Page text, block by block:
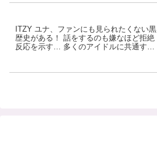
ITZY ユナ、ファンにも見られたくない黒
歴史がある！ 話をするのも嫌なほど拒絶
反応を示す… 多くのアイドルに共通する